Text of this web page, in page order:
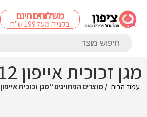
משלוחים חינם
בקנייה מעל 199 ש"ח
מגן זכוכית אייפון 12
עמוד הבית / מוצרים המתויגים “מגן זכוכית אייפון 12”